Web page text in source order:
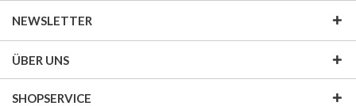
NEWSLETTER
ÜBER UNS
SHOPSERVICE